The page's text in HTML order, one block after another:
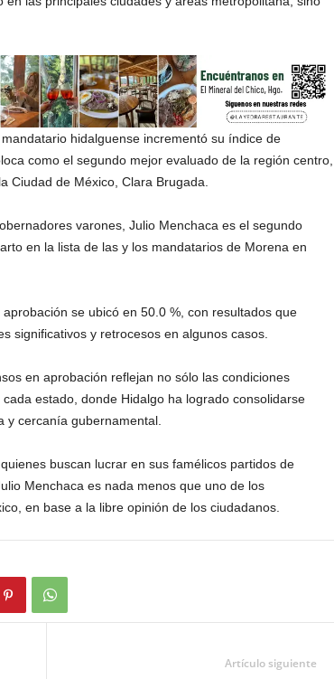
hidalguense incrementó su índice de
como el segundo mejor evaluado de la región centro,
Ciudad de México, Clara Brugada.
varones, Julio Menchaca es el segundo
en la lista de las y los mandatarios de Morena en
se ubicó en 50.0 %, con resultados que
significativos y retrocesos en algunos casos.
en aprobación reflejan no sólo las condiciones
estado, donde Hidalgo ha logrado consolidarse
y cercanía gubernamental.
buscan lucrar en sus famélicos partidos de
Menchaca es nada menos que uno de los
en base a la libre opinión de los ciudadanos.
Artículo siguiente